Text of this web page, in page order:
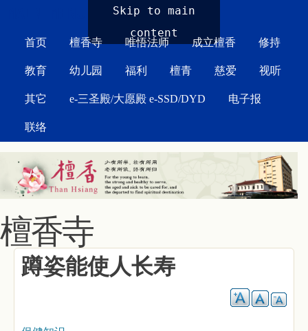
Skip to main
content
首页 檀香寺 唯悟法师 成立檀香 修持
教育 幼儿园 福利 檀青 慈爱 视听
其它 e-三圣殿/大愿殿 e-SSD/DYD 电子报
联络
檀香寺
蹲姿能使人长寿